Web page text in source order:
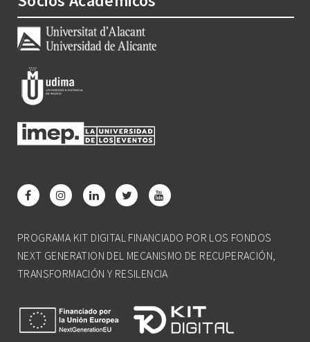
PROGRAMA KIT DIGITAL FINANCIADO POR LOS FONDOS
NEXT GENERATION DEL MECANISMO DE RECUPERACIÓN,
TRANSFORMACIÓN Y RESILENCIA